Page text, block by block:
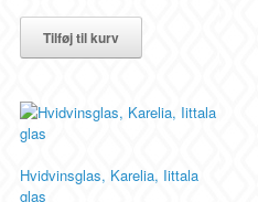
Tilføj til kurv
Hvidvinsglas, Karelia, Iittala
glas